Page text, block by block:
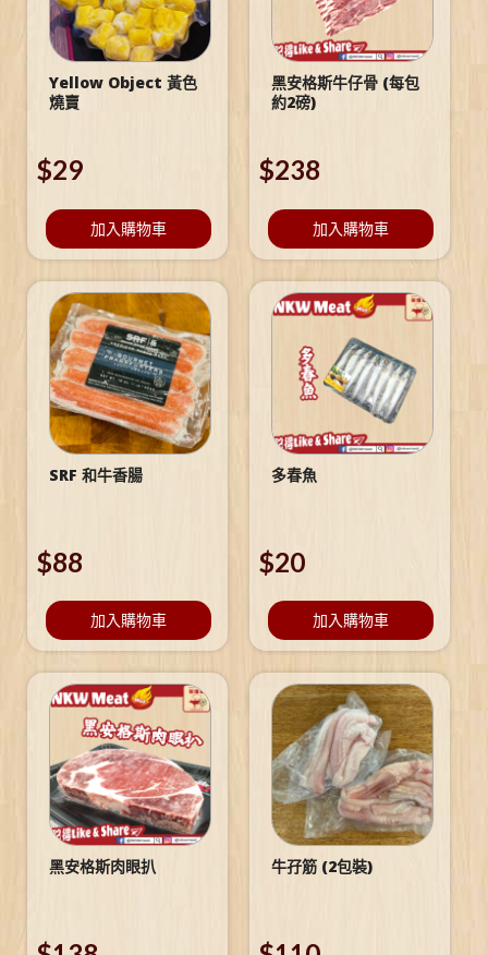
Yellow Object 黃色
燒賣
$29
加入購物車
黑安格斯牛仔骨 (每包
約2磅)
$238
加入購物車
SRF 和牛香腸
$88
加入購物車
多春魚
$20
加入購物車
黑安格斯肉眼扒 牛孖筋 (2包裝)